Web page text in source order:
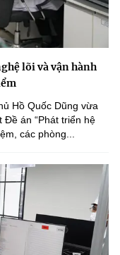
lõi và vận hành
Hồ Quốc Dũng vừa
Đề án “Phát triển hệ
các phòng...